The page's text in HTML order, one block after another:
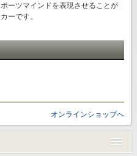
ーツマインドを表現させることが
ーです。
オンラインショップへ